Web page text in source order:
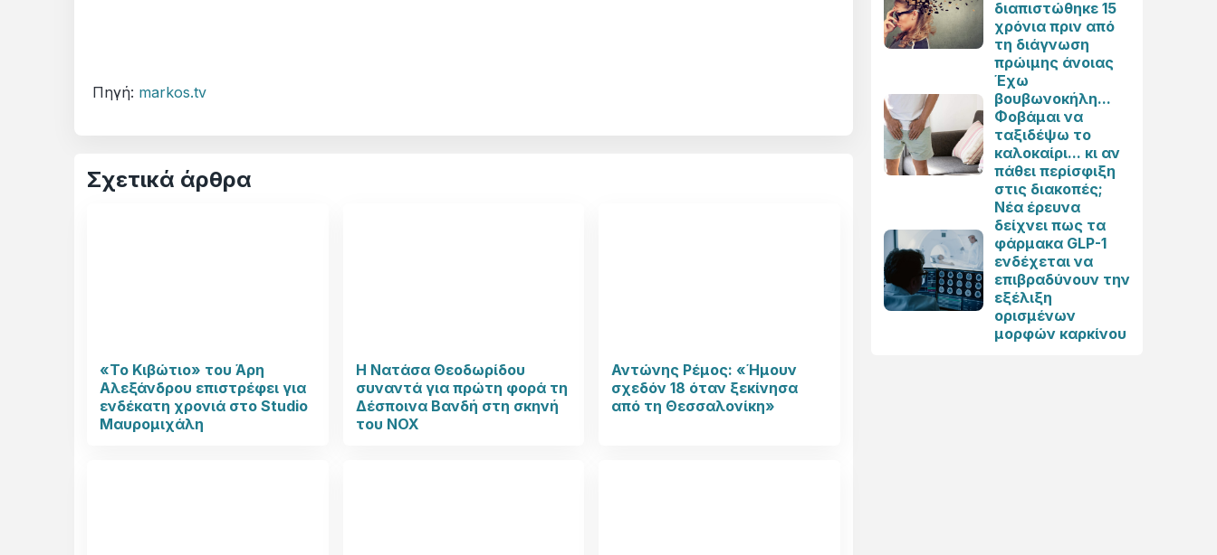
Πηγή: markos.tv
Σχετικά άρθρα
«Το Κιβώτιο» του Άρη
Αλεξάνδρου επιστρέφει για
ενδέκατη χρονιά στο Studio
Μαυρομιχάλη
Η Νατάσα Θεοδωρίδου
συναντά για πρώτη φορά τη
Δέσποινα Βανδή στη σκηνή
του NOX
Αντώνης Ρέμος: «Ήμουν
σχεδόν 18 όταν ξεκίνησα
από τη Θεσσαλονίκη»
διαπιστώθηκε 15
χρόνια πριν από
τη διάγνωση
πρώιμης άνοιας
Έχω
βουβωνοκήλη...
Φοβάμαι να
ταξιδέψω το
καλοκαίρι... κι αν
πάθει περίσφιξη
στις διακοπές;
Νέα έρευνα
δείχνει πως τα
φάρμακα GLP-1
ενδέχεται να
επιβραδύνουν την
εξέλιξη
ορισμένων
μορφών καρκίνου